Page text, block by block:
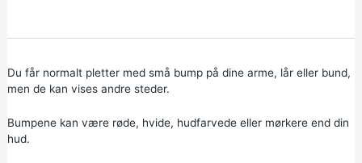
Du får normalt pletter med små bump på dine arme, lår eller bund,
men de kan vises andre steder.
Bumpene kan være røde, hvide, hudfarvede eller mørkere end din
hud.